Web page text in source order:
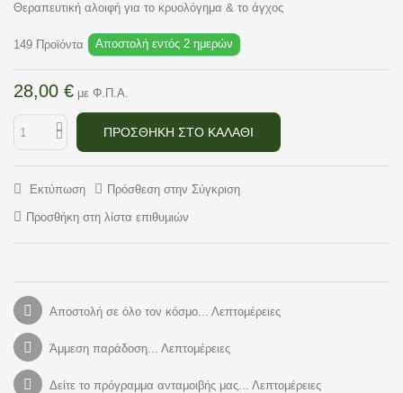
Θεραπευτική αλοιφή για το κρυολόγημα & το άγχος
149 Προϊόντα Αποστολή εντός 2 ημερών
28,00 € με Φ.Π.Α.
ΠΡΟΣΘΉΚΗ ΣΤΟ ΚΑΛΆΘΙ
Εκτύπωση Πρόσθεση στην Σύγκριση
Προσθήκη στη λίστα επιθυμιών
Αποστολή σε όλο τον κόσμο... Λεπτομέρειες
Άμμεση παράδοση... Λεπτομέρειες
Δείτε το πρόγραμμα ανταμοιβής μας... Λεπτομέρειες